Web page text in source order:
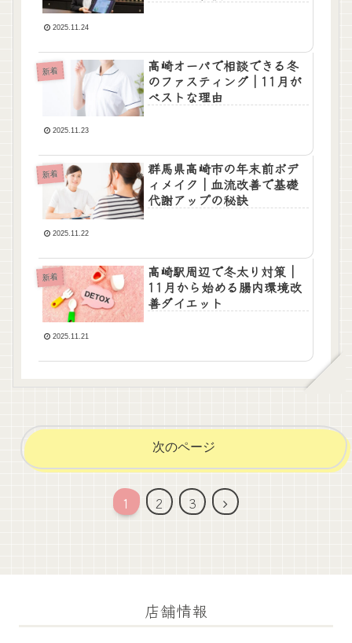
2025.11.24
新着
高崎オーパで相談できる冬
のファスティング｜11月が
ベストな理由
2025.11.23
新着
群馬県高崎市の年末前ボデ
ィメイク｜血流改善で基礎
代謝アップの秘訣
2025.11.22
新着
高崎駅周辺で冬太り対策｜
11月から始める腸内環境改
善ダイエット
2025.11.21
次のページ
1 2 3
次
店舗情報